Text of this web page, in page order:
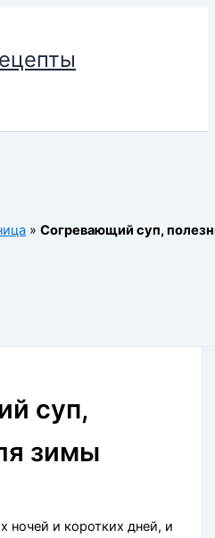
» Согревающий суп,
суп,
зимы
ночей и коротких дней, и